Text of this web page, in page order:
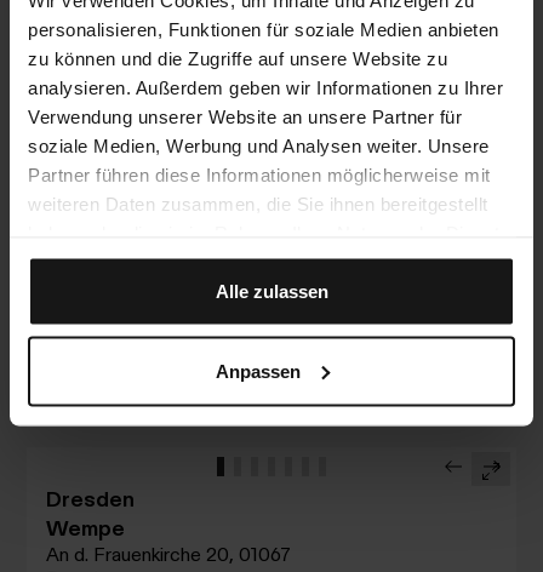
personalisieren, Funktionen für soziale Medien anbieten
zu können und die Zugriffe auf unsere Website zu
analysieren. Außerdem geben wir Informationen zu Ihrer
Verwendung unserer Website an unsere Partner für
soziale Medien, Werbung und Analysen weiter. Unsere
Partner führen diese Informationen möglicherweise mit
weiteren Daten zusammen, die Sie ihnen bereitgestellt
gesammelt haben.
Alle zulassen
Anpassen
Cologne
Wempe
Am Hof 2, 50667
Cologne
Germany
Maps Website E-Mail Anrufen
Dallas
Dallas
Dresden
Wempe
An d. Frauenkirche 20, 01067